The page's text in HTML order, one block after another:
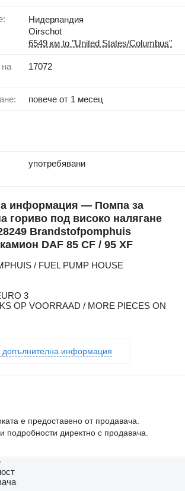
Нидерландия
Oirschot
6549 км to "United States/Columbus"
17072
повече от 1 месец
употребявани
информация — Помпа за
гориво под високо налягане
Brandstofpomphuis
DAF 85 CF / 95 XF
/ FUEL PUMP HOUSE
3
OP VOORRAAD / MORE PIECES ON
допълнителна информация
е предоставено от продавача.
подробности директно с продавача.